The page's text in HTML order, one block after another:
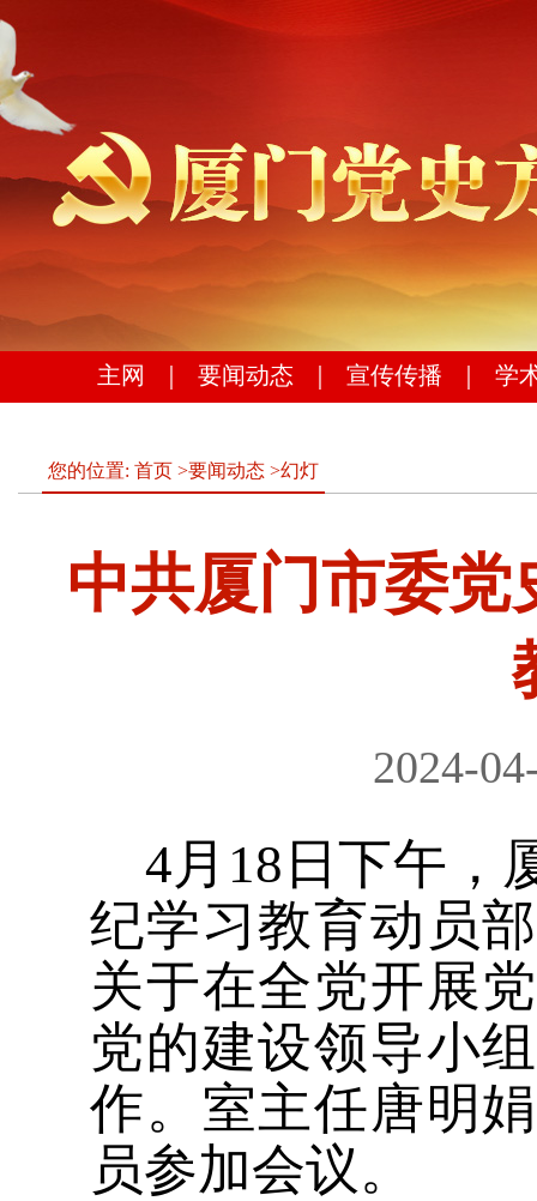
主网 要闻动态 宣传传播 学
您的位置: 首页 >要闻动态 >幻灯
中共厦门市委
2024-
4月18日下午，
纪学习教育动员
关于在全党开展
党的建设领导小
作。室主任唐明
员参加会议。